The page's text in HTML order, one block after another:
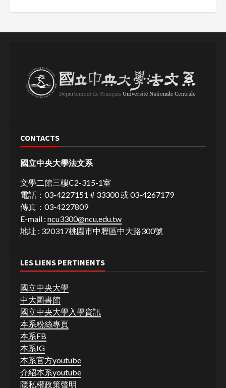
CONTACTS
國立中央大學法文系
文學二館三樓C2-315-1室
電話：03-4227151＃33300 或 03-4267179
傳真：03-4227809
E-mail : ncu3300@ncu.edu.tw
地址 : 320317桃園市中壢區中大路300號
LES LIENS PERTINENTS
國立中央大學
中大圖書館
國立中央大學入學資訊
本系粉絲專頁
本系FB
本系IG
本系官方youtube
介紹本系youtube
隱私權政策聲明